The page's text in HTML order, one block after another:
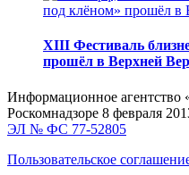
XIII Фестиваль
прошёл в Верхней
Информационное агентство
Роскомнадзоре 8 февраля
ЭЛ № ФС 77-52805
Пользовательское